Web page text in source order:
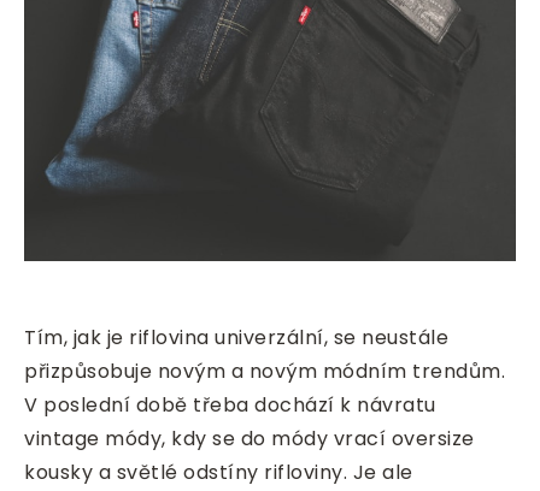
Tím, jak je riflovina univerzální, se neustále
přizpůsobuje novým a novým módním trendům.
V poslední době třeba dochází k návratu
vintage módy, kdy se do módy vrací oversize
kousky a světlé odstíny rifloviny. Je ale